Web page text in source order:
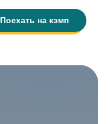
Поехать на кэмп